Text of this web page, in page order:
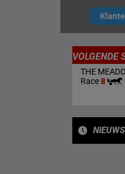
VOLGENDE
THE
Race8
NIEUWS